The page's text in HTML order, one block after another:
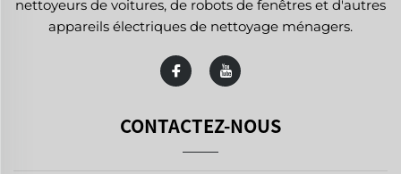
nettoyeurs de voitures, de robots de fenêtres et d'autres
appareils électriques de nettoyage ménagers.
CONTACTEZ-NOUS